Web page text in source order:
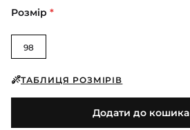
Розмір *
98
ТАБЛИЦЯ РОЗМІРІВ
Додати до кошика
КОЛГОТКИ
КОСТЮМИ
КОЛГОТКИ
ШКАРПЕТКИ
КОСТЮМИ
КОМПЛЕКТИ
ЛОНГСЛІВИ
БЛУЗИ
КОМПЛЕКТИ
КУРТКИ
БОМБЕРИ
ПІЖАМИ
КОМПЛЕКТИ
ФУТБОЛКИ
СЛІДИ